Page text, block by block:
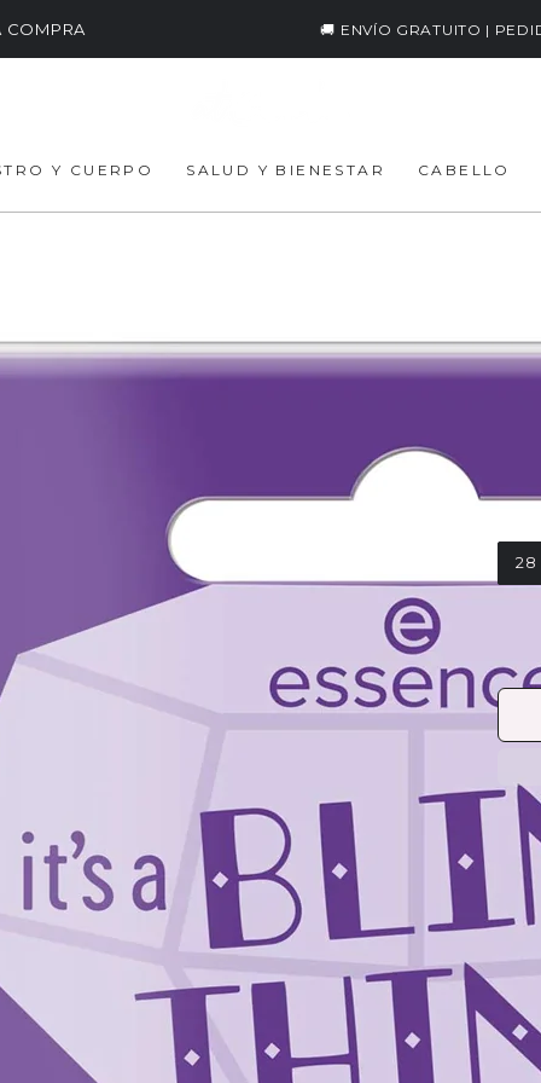
COMPRA 🚚 ENVÍO GRATUITO |
Y CUERPO SALUD Y BIENESTAR CABELLO
28